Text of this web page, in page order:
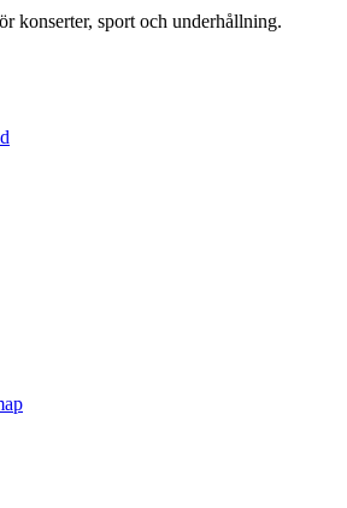
konserter, sport och underhållning.